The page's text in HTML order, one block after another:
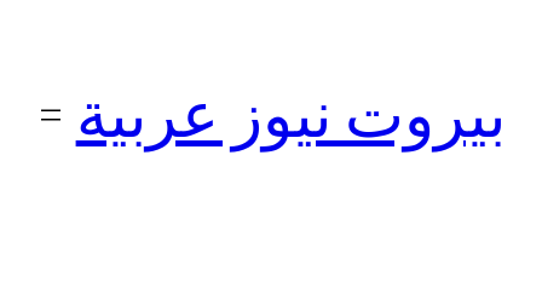
بيروت نيوز عربية